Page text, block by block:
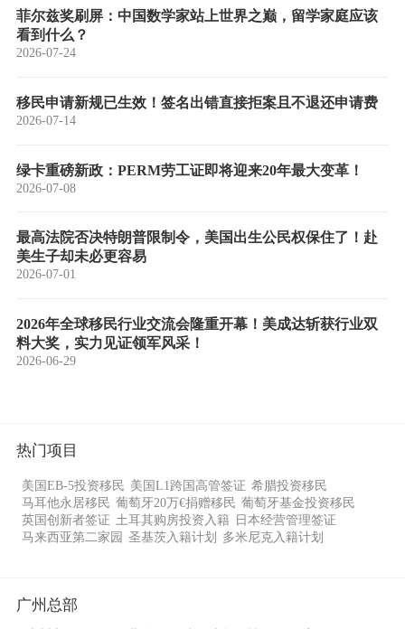
菲尔兹奖刷屏：中国数学家站上世界之巅，留学家庭应该
看到什么？
2026-07-24
移民申请新规已生效！签名出错直接拒案且不退还申请费
2026-07-14
绿卡重磅新政：PERM劳工证即将迎来20年最大变革！
2026-07-08
最高法院否决特朗普限制令，美国出生公民权保住了！赴
美生子却未必更容易
2026-07-01
2026年全球移民行业交流会隆重开幕！美成达斩获行业双
料大奖，实力见证领军风采！
2026-06-29
热门项目
美国EB-5投资移民 美国L1跨国高管签证 希腊投资移民
马耳他永居移民 葡萄牙20万€捐赠移民 葡萄牙基金投资移民
英国创新者签证 土耳其购房投资入籍 日本经营管理签证
马来西亚第二家园 圣基茨入籍计划 多米尼克入籍计划
广州总部